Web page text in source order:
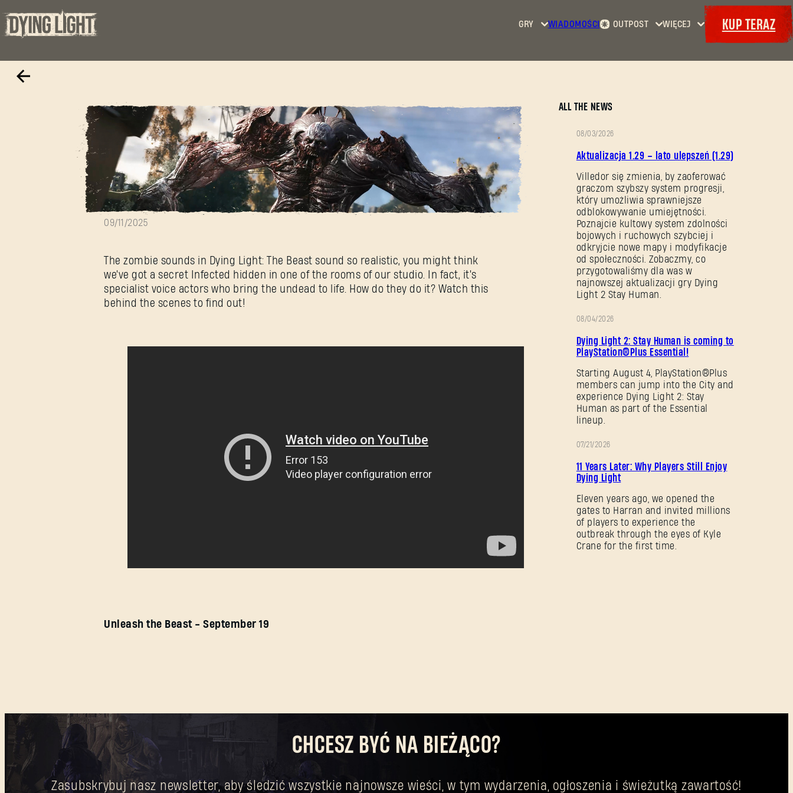
GRY
Dying
Light
WIADOMOŚCI OUTPOST
główna
WIĘCEJ
Wydarzenia
Bajery
KUP TERAZ
Watch: The Voice of Zombies
09/11/2025
The zombie sounds in Dying Light: The Beast sound so realistic, you might think
we've got a secret Infected hidden in one of the rooms of our studio. In fact, it's
specialist voice actors who bring the undead to life. How do they do it? Watch this
behind the scenes to find out!
Unleash the Beast - September 19
ALL THE NEWS
PATCHA
08/03/2026
Aktualizacja 1.29 – lato ulepszeń (1.29)
Villedor się zmienia, by zaoferować
graczom szybszy system progresji,
który umożliwia sprawniejsze
odblokowywanie umiejętności.
Poznajcie kultowy system zdolności
bojowych i ruchowych szybciej i
odkryjcie nowe mapy i modyfikacje
od społeczności. Zobaczmy, co
przygotowaliśmy dla was w
najnowszej aktualizacji gry Dying
Light 2 Stay Human.
08/04/2026
Dying Light 2: Stay Human is coming to
PlayStation®Plus Essential!
Starting August 4, PlayStation®Plus
members can jump into the City and
experience Dying Light 2: Stay
Human as part of the Essential
lineup.
07/21/2026
11 Years Later: Why Players Still Enjoy
Dying Light
Eleven years ago, we opened the
gates to Harran and invited millions
of players to experience the
outbreak through the eyes of Kyle
Crane for the first time.
CHCESZ BYĆ NA BIEŻĄCO?
Zasubskrybuj nasz newsletter, aby śledzić wszystkie najnowsze wieści, w tym wydarzenia, ogłoszenia i świeżutką zawartość!
ZALOGUJ SIĘ
Hasło
Nie pamiętasz hasła?